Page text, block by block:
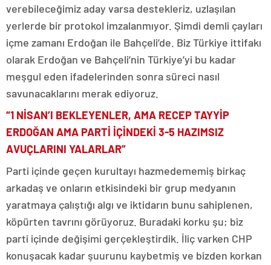
verebileceğimiz aday varsa destekleriz, uzlaşılan
yerlerde bir protokol imzalanmıyor. Şimdi demli çayları
içme zamanı Erdoğan ile Bahçeli’de. Biz Türkiye ittifakı
olarak Erdoğan ve Bahçeli’nin Türkiye’yi bu kadar
meşgul eden ifadelerinden sonra süreci nasıl
savunacaklarını merak ediyoruz.
“1 NİSAN’I BEKLEYENLER, AMA RECEP TAYYİP
ERDOĞAN AMA PARTİ İÇİNDEKİ 3-5 HAZIMSIZ
AVUÇLARINI YALARLAR”
Parti içinde geçen kurultayı hazmedememiş birkaç
arkadaş ve onların etkisindeki bir grup medyanın
yaratmaya çalıştığı algı ve iktidarın bunu sahiplenen,
köpürten tavrını görüyoruz. Buradaki korku şu; biz
parti içinde değişimi gerçekleştirdik. İliç varken CHP
konuşacak kadar şuurunu kaybetmiş ve bizden korkan